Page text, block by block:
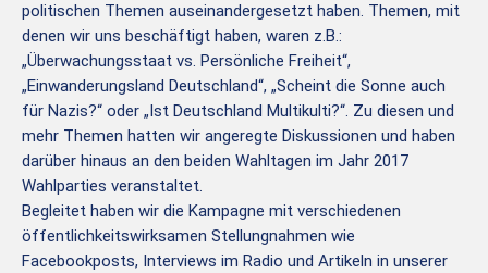
politischen Themen auseinandergesetzt haben. Themen, mit
denen wir uns beschäftigt haben, waren z.B.:
„Überwachungsstaat vs. Persönliche Freiheit“,
„Einwanderungsland Deutschland“, „Scheint die Sonne auch
für Nazis?“ oder „Ist Deutschland Multikulti?“. Zu diesen und
mehr Themen hatten wir angeregte Diskussionen und haben
darüber hinaus an den beiden Wahltagen im Jahr 2017
Wahlparties veranstaltet.
Begleitet haben wir die Kampagne mit verschiedenen
öffentlichkeitswirksamen Stellungnahmen wie
Facebookposts, Interviews im Radio und Artikeln in unserer